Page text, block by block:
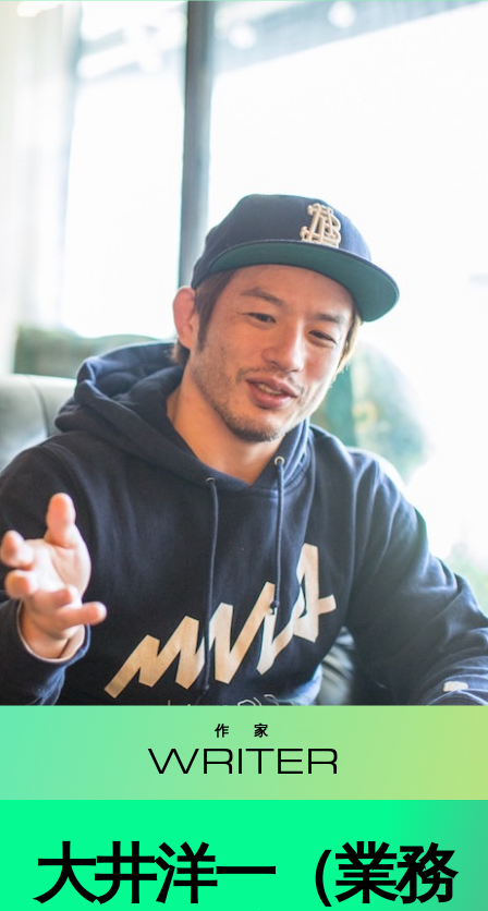
作 家
WRITER
大井洋一（業務